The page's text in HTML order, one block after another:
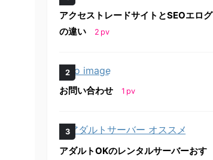
アクセストレードサイトとSEOエログ
の違い
2 pv
お問い合わせ 1 pv
アダルトOKのレンタルサーバーおす